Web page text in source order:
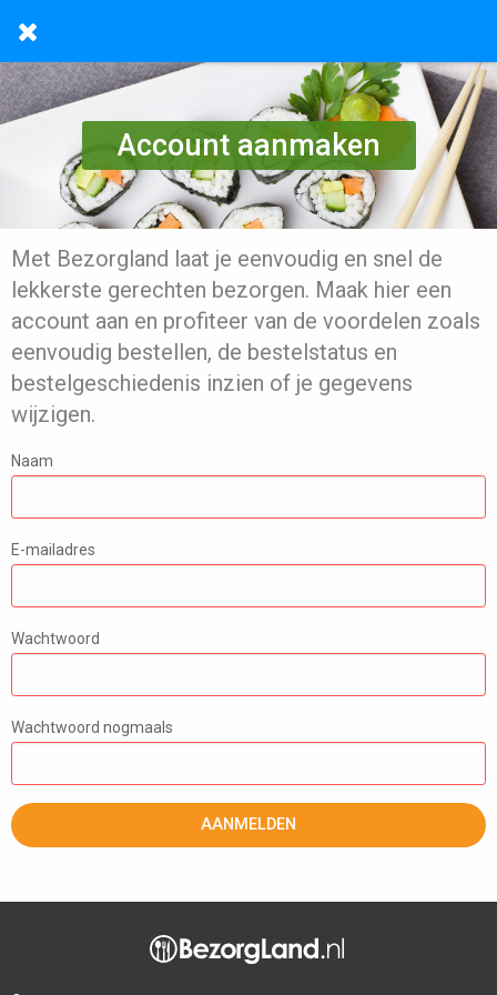
Account aanmaken
Met Bezorgland laat je eenvoudig en snel de
lekkerste gerechten bezorgen. Maak hier een
account aan en profiteer van de voordelen zoals
eenvoudig bestellen, de bestelstatus en
bestelgeschiedenis inzien of je gegevens
wijzigen.
Naam
E-mailadres
Wachtwoord
Wachtwoord nogmaals
AANMELDEN